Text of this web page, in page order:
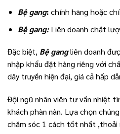
Bệ gang: chính hãng hoặc
Bệ gang:Liên doanh chất
Đặc biệt, Bệ gangliên doanh
nhập khẩu đặt hàng riêng với
dây truyền hiện đại, giá cả hấp
Đội ngũ nhân viên tư vấn nhiệt
khách phàn nàn. Lựa chọn
chăm sóc 1 cách tốt nhất ,thoải